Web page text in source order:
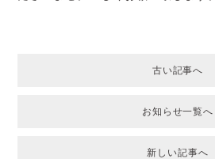
古い記事へ
お知らせ一覧へ
新しい記事へ